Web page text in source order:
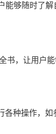
够随时了解
，让用户
种操作，